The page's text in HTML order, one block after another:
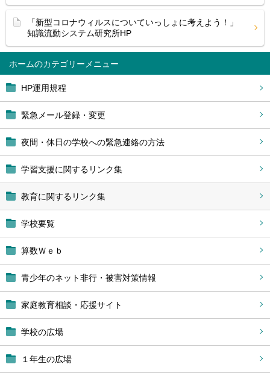
ホーム
HP運用規程
緊急メール登録・変更
夜間・休日の学校への緊急連絡の方法
学習支援に関するリンク集
教育に関するリンク集
学校要覧
算数Ｗｅｂ
青少年のネット非行・被害対策情報
家庭教育相談・応援サイト
学校の広場
１年生の広場
「新型コロナウィルスについていっしょに考えよう！」
知識流動システム研究所HP